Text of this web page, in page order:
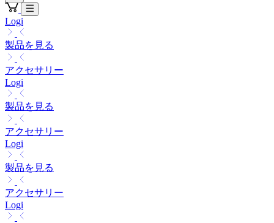
Logi
製品を見る
アクセサリー
Logi
製品を見る
アクセサリー
Logi
製品を見る
アクセサリー
Logi